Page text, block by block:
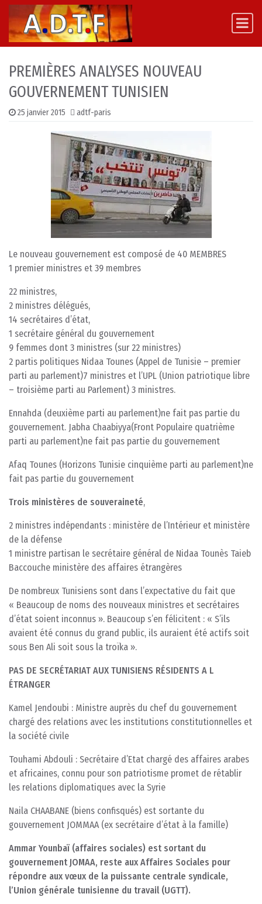
Skip to content
Main Navigation
PREMIÈRES ANALYSES NOUVEAU
GOUVERNEMENT TUNISIEN
25 janvier 2015 adtf-paris
Le nouveau gouvernement est composé de 40 MEMBRES
1 premier ministres et 39 membres
22 ministres,
2 ministres délégués,
14 secrétaires d’état,
1 secrétaire général du gouvernement
9 femmes dont 3 ministres (sur 22 ministres)
2 partis politiques Nidaa Tounes (Appel de Tunisie – premier
parti au parlement)7 ministres et l’UPL (Union patriotique libre
– troisième parti au Parlement) 3 ministres.
Ennahda (deuxième parti au parlement)ne fait pas partie du
gouvernement. Jabha Chaabiyya(Front Populaire quatrième
parti au parlement)ne fait pas partie du gouvernement
Afaq Tounes (Horizons Tunisie cinquième parti au parlement)ne
fait pas partie du gouvernement
Trois ministères de souveraineté,
2 ministres indépendants : ministère de l’Intérieur et ministère
de la défense
1 ministre partisan le secrétaire général de Nidaa Tounès Taieb
Baccouche ministère des affaires étrangères
De nombreux Tunisiens sont dans l’expectative du fait que
« Beaucoup de noms des nouveaux ministres et secrétaires
d’état soient inconnus ». Beaucoup s’en félicitent : « S’ils
avaient été connus du grand public, ils auraient été actifs soit
sous Ben Ali soit sous la troïka ».
PAS DE SECRÉTARIAT AUX TUNISIENS RÉSIDENTS A L
ÉTRANGER
Kamel Jendoubi : Ministre auprès du chef du gouvernement
chargé des relations avec les institutions constitutionnelles et
la société civile
Touhami Abdouli : Secrétaire d’Etat chargé des affaires arabes
et africaines, connu pour son patriotisme promet de rétablir
les relations diplomatiques avec la Syrie
Naila CHAABANE (biens confisqués) est sortante du
gouvernement JOMMAA (ex secrétaire d’état à la famille)
Ammar Younbaï (affaires sociales) est sortant du
gouvernement JOMAA, reste aux Affaires Sociales pour
répondre aux vœux de la puissante centrale syndicale,
l’Union générale tunisienne du travail (UGTT).